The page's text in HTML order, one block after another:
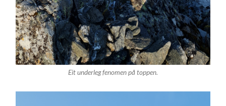
Eit underleg fenomen på toppen.